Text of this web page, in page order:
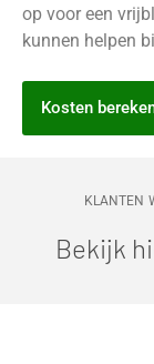
op voor een
kunnen helpen
Kosten
KLANTEN
Bekijk